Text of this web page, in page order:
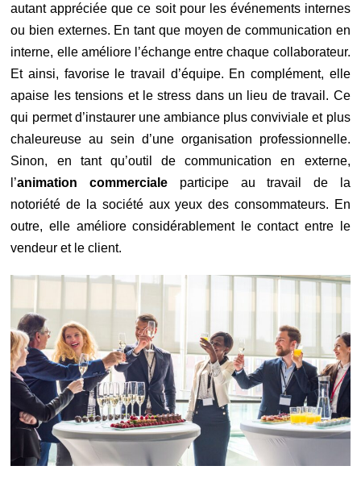
autant appréciée que ce soit pour les événements internes
ou bien externes. En tant que moyen de communication en
interne, elle améliore l’échange entre chaque collaborateur.
Et ainsi, favorise le travail d’équipe. En complément, elle
apaise les tensions et le stress dans un lieu de travail. Ce
qui permet d’instaurer une ambiance plus conviviale et plus
chaleureuse au sein d’une organisation professionnelle.
Sinon, en tant qu’outil de communication en externe,
l’animation commerciale participe au travail de la
notoriété de la société aux yeux des consommateurs. En
outre, elle améliore considérablement le contact entre le
vendeur et le client.